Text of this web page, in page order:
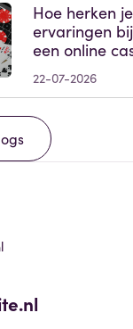
Hoe herken
ervaringen
een online
22-07-2026